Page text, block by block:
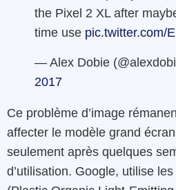
the Pixel 2 XL after
time use pic.twitter.com/
— Alex Dobie
2017
Ce problème d’image
affecter le modèle grand
seulement après quelques
d’utilisation. Google, utilise